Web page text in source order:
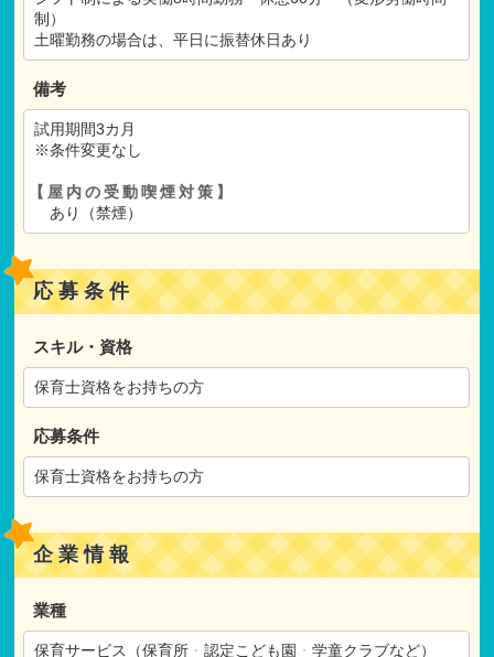
制）
土曜勤務の場合は、平日に振替休日あり
備考
試用期間3カ月
※条件変更なし
【屋内の受動喫煙対策】
あり（禁煙）
応募条件
スキル・資格
保育士資格をお持ちの方
応募条件
保育士資格をお持ちの方
企業情報
業種
保育サービス（保育所・ 認定こども園 ・ 学童クラブなど）